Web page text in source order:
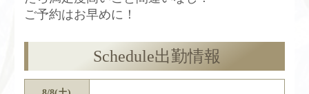
ご予約はお早めに！
Schedule出勤情報